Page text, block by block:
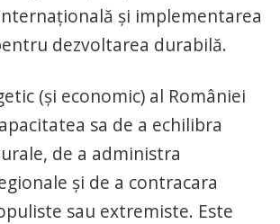
și implementarea
dezvoltarea durabilă.
(și economic) al României
sa de a echilibra
de a administra
și de a contracara
sau extremiste. Este